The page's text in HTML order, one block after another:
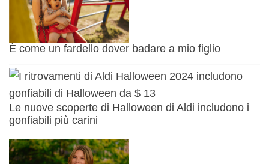
È come un fardello dover badare a mio figlio
Le nuove scoperte di Halloween di Aldi includono i
gonfiabili più carini